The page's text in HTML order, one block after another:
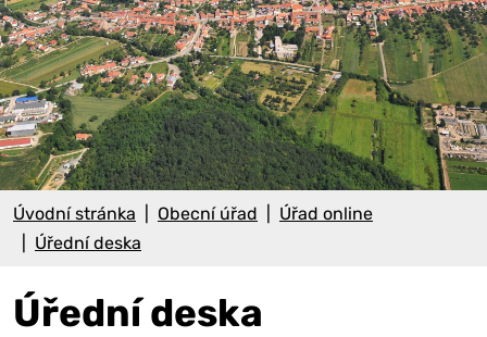
Úvodní stránka Obecní úřad
Úřad online
Úřední deska
Úřední deska